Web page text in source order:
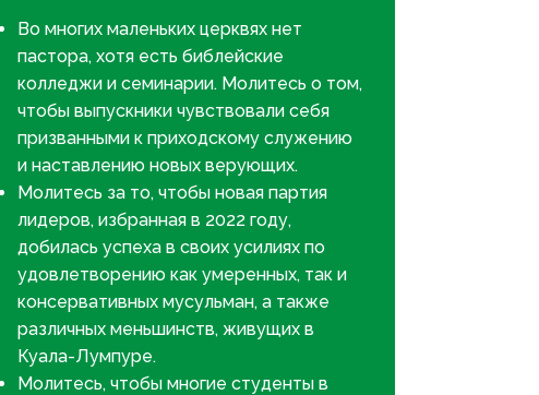
Во многих маленьких церквях нет
пастора, хотя есть библейские
колледжи и семинарии. Молитесь о том,
чтобы выпускники чувствовали себя
призванными к приходскому служению
и наставлению новых верующих.
Молитесь за то, чтобы новая партия
лидеров, избранная в 2022 году,
добилась успеха в своих усилиях по
удовлетворению как умеренных, так и
консервативных мусульман, а также
различных меньшинств, живущих в
Куала-Лумпуре.
Молитесь, чтобы многие студенты в